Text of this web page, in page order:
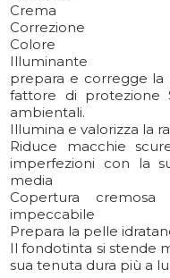
Crema
Correzione
Colore
Illuminante
prepara e corregge
fattore di protezione
ambientali.
Illumina e valorizza la
Riduce macchie
imperfezioni con la
media
Copertura
impeccabile
Prepara la pelle
Il fondotinta si stende
sua tenuta dura più a